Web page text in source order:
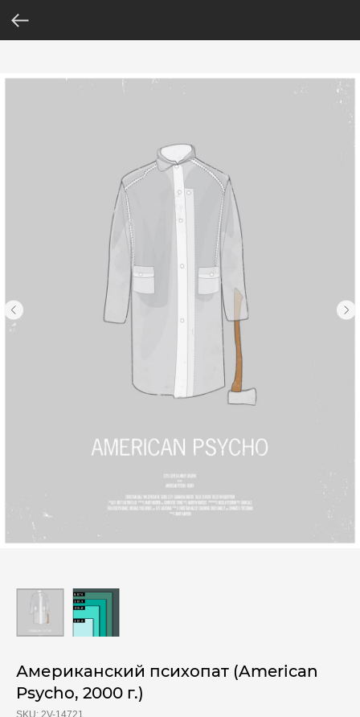
Американский психопат (American
Psycho, 2000 г.)
SKU: 2V-14721